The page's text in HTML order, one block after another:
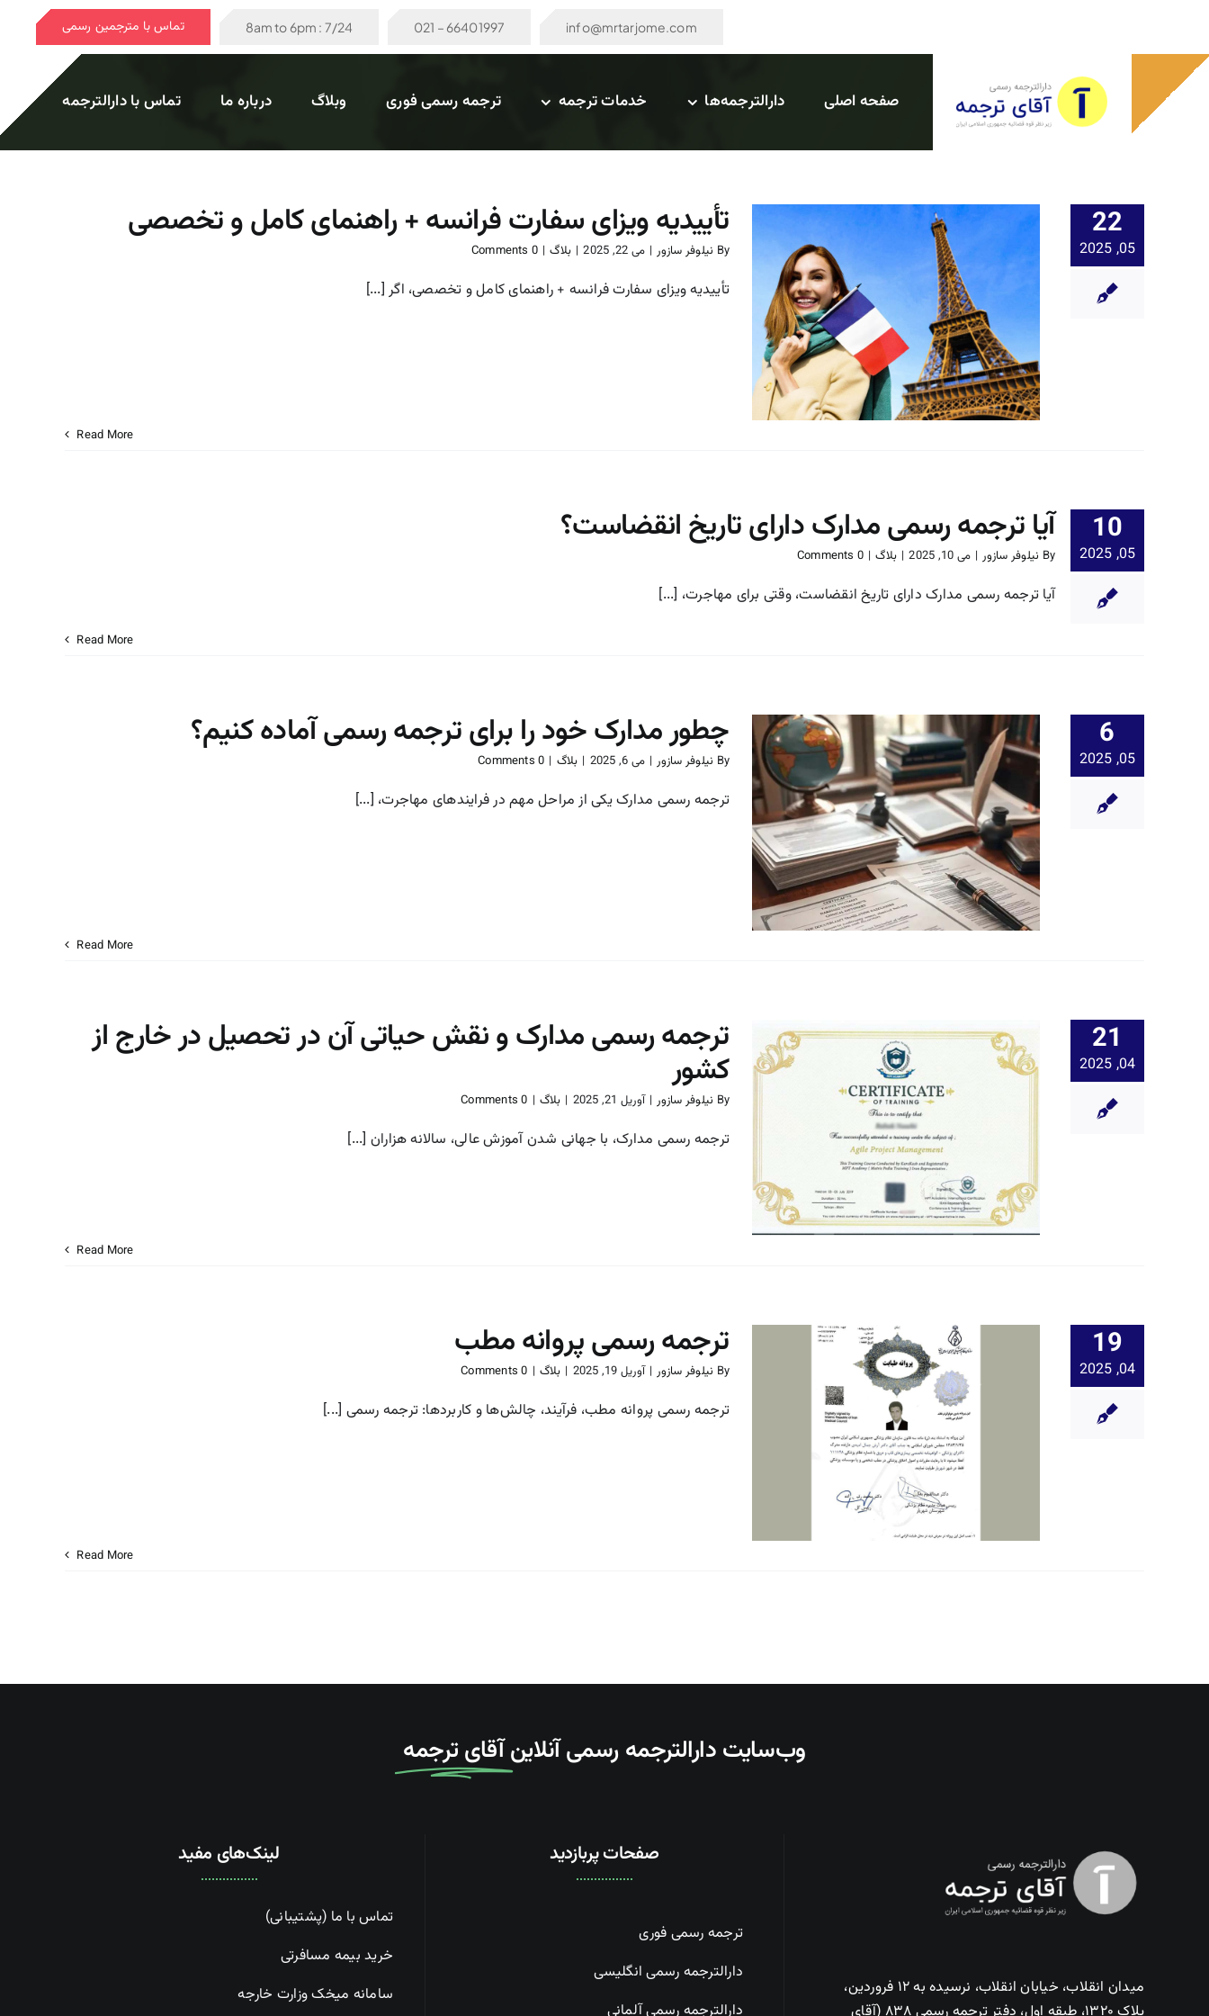
content
info@mrtarjome.com
66401997 – 021
7/24 : 8am to 6pm تماس با مترجمین رسمی
صفحه اصلی دارالترجمه‌ها خدمات ترجمه ترجمه رسمی فوری وبلاگ درباره ما تماس با دارالترجمه
22
05, 2025
تأییدیه ویزای سفارت فرانسه
تأییدیه ویزای سفارت فرانسه + راهنمای کامل و تخصصی
By نیلوفر سازور | می 22, 2025 | بلاگ |
0 Comments
تأییدیه ویزای سفارت فرانسه + راهنمای کامل و تخصصی، اگر [...]
Read More
10
05, 2025
آیا ترجمه رسمی مدارک دارای تاریخ انقضاست؟
By نیلوفر سازور | می 10, 2025 | بلاگ |
0 Comments
آیا ترجمه رسمی مدارک دارای تاریخ انقضاست، وقتی برای مهاجرت، [...]
Read More
6
05, 2025
چطور مدارک خود را برای
چطور مدارک خود را برای ترجمه رسمی آماده کنیم؟
By نیلوفر سازور | می 6, 2025 | بلاگ |
0 Comments
ترجمه رسمی مدارک یکی از مراحل مهم در فرایندهای مهاجرت، [...]
Read More
21
04, 2025
ترجمه رسمی مدارک و نقش
حیاتی آن در تحصیل در خارج
ترجمه رسمی مدارک و نقش حیاتی آن در تحصیل در خارج از
کشور
By نیلوفر سازور | آوریل 21, 2025 | بلاگ |
0 Comments
ترجمه رسمی مدارک، با جهانی شدن آموزش عالی، سالانه هزاران [...]
Read More
19
04, 2025
ترجمه رسمی پروانه مطب
By نیلوفر سازور | آوریل 19, 2025 | بلاگ |
0 Comments
ترجمه رسمی پروانه مطب، فرآیند، چالش‌ها و کاربردها: ترجمه رسمی [...]
Read More
وب‌سایت دارالترجمه رسمی آنلاینآقای ترجمه
میدان انقلاب، خیابان انقلاب، نرسیده به ۱۲ فروردین،
صفحات پربازدید
ترجمه رسمی فوری
دارالترجمه رسمی انگلیسی
دارالترجمه رسمی آلمانی
لینک‌های مفید
تماس با ما (پشتیبانی)
خرید بیمه مسافرتی
سامانه میخک وزارت خارجه